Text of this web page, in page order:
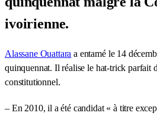
ivoirienne.
Alassane Ouattara a entamé le 14
quinquennat. Il réalise le hat-trick parfait
constitutionnel.
– En 2010, il a été candidat « à titre